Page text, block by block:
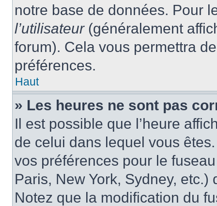
notre base de données. Pour
l’utilisateur(généralement
forum). Cela vous permettra
préférences.
Haut
» Les heures ne sont pas
Il est possible que l’heure
de celui dans lequel vous
vos préférences pour le
Paris, New York, Sydney, etc.)
Notez que la modification du